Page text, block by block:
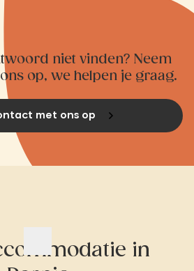
niet vinden? Neem
op, we helpen je graag.
met ons op
in